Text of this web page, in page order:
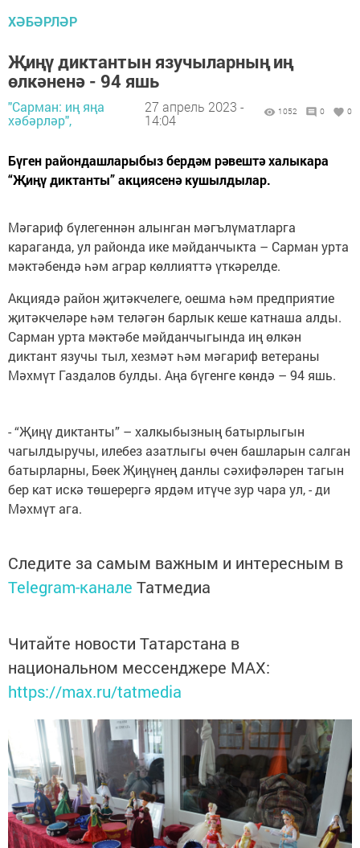
ХӘБӘРЛӘР
Җиңү диктантын язучыларның иң
өлкәненә - 94 яшь
"Сарман: иң яңа
хәбәрләр",
27 апрель 2023 -
14:04
1052 0 0
Бүген райондашларыбыз бердәм рәвештә халыкара
“Җиңү диктанты” акциясенә кушылдылар.
Мәгариф бүлегеннән алынган мәгълүматларга
караганда, ул районда ике мәйданчыкта – Сарман урта
мәктәбендә һәм аграр көллияттә үткәрелде.
Акциядә район җитәкчелеге, оешма һәм предприятие
җитәкчеләре һәм теләгән барлык кеше катнаша алды.
Сарман урта мәктәбе мәйданчыгында иң өлкән
диктант язучы тыл, хезмәт һәм мәгариф ветераны
Мәхмүт Газдалов булды. Аңа бүгенге көндә – 94 яшь.
- “Җиңү диктанты” – халкыбызның батырлыгын
чагылдыручы, илебез азатлыгы өчен башларын салган
батырларны, Бөек Җиңүнең данлы сәхифәләрен тагын
бер кат искә төшерергә ярдәм итүче зур чара ул, - ди
Мәхмүт ага.
Следите за самым важным и интересным в
Telegram-канале Татмедиа
Читайте новости Татарстана в
национальном мессенджере MАХ:
https://max.ru/tatmedia